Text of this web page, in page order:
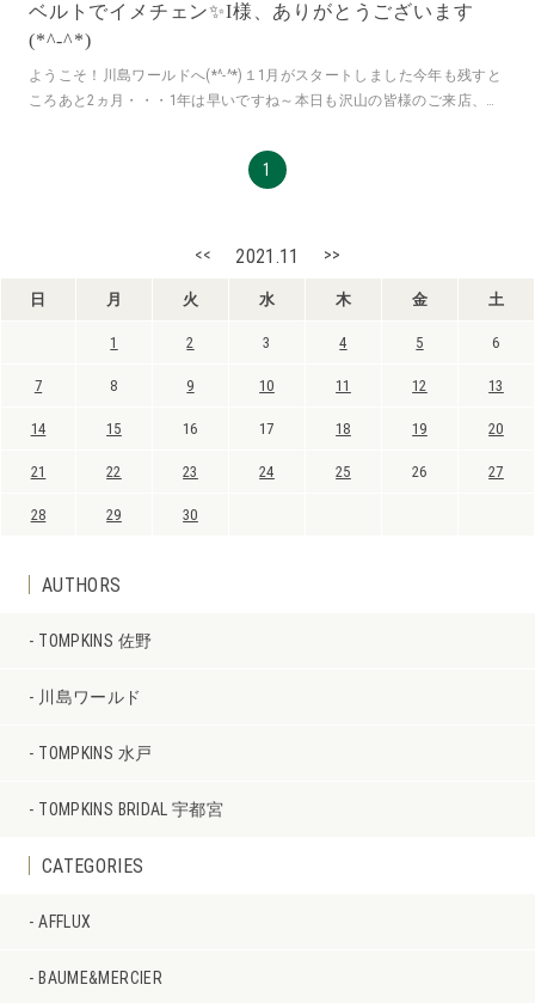
ベルトでイメチェン✨I様、ありがとうございます
(*^-^*)
ようこそ！川島ワールドへ(*^-^*)１1月がスタートしました今年も残すと
ころあと2ヵ月・・・1年は早いですね～本日も沢山の皆様のご来店、誠
1
<< 2021.11 >>
日 月 火 水 木 金 土
1 2 3 4 5 6
7 8 9 10 11 12 13
14 15 16 17 18 19 20
21 22 23 24 25 26 27
28 29 30
AUTHORS
TOMPKINS 佐野
川島ワールド
TOMPKINS 水戸
TOMPKINS BRIDAL 宇都宮
CATEGORIES
AFFLUX
BAUME&MERCIER